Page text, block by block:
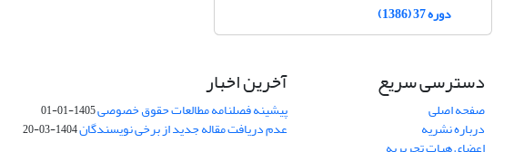
دوره 37 (1386)
دسترسی سریع
صفحه اصلی
درباره نشریه
آخرین اخبار
پیشینه فصلنامه مطالعات حقوق خصوصی1405-01-01
عدم دریافت مقاله جدید از برخی نویسندگان1404-03-20